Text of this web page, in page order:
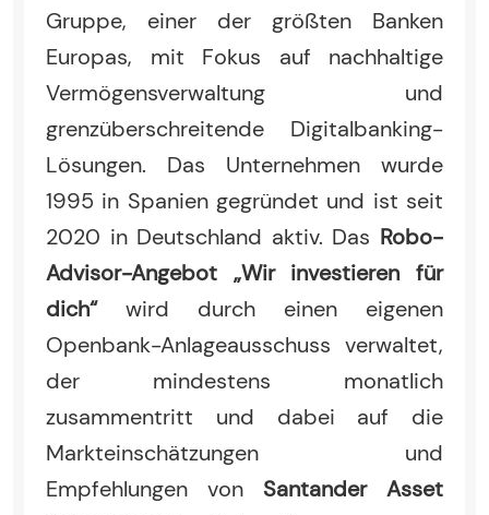
Gruppe, einer der größten Banken
Europas, mit Fokus auf nachhaltige
Vermögensverwaltung und
grenzüberschreitende Digitalbanking-
Lösungen. Das Unternehmen wurde
1995 in Spanien gegründet und ist seit
2020 in Deutschland aktiv. Das Robo-
Advisor-Angebot „Wir investieren für
dich“wird durch einen eigenen
Openbank-Anlageausschuss verwaltet,
der mindestens monatlich
zusammentritt und dabei auf die
Markteinschätzungen und
Empfehlungen von Santander Asset